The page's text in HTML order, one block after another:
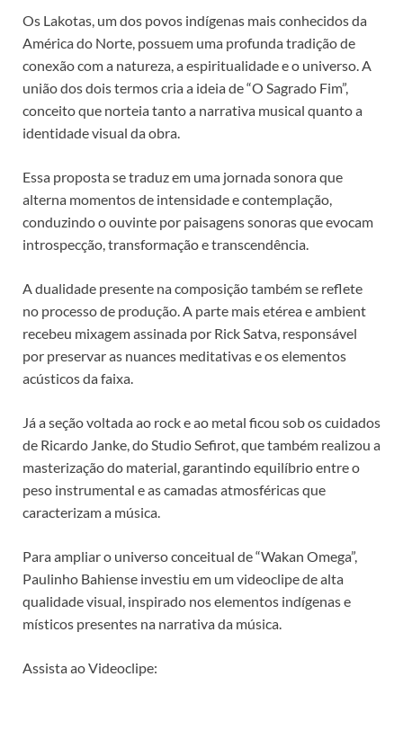
Os Lakotas, um dos povos indígenas mais conhecidos da
América do Norte, possuem uma profunda tradição de
conexão com a natureza, a espiritualidade e o universo. A
união dos dois termos cria a ideia de “O Sagrado Fim”,
conceito que norteia tanto a narrativa musical quanto a
identidade visual da obra.
Essa proposta se traduz em uma jornada sonora que
alterna momentos de intensidade e contemplação,
conduzindo o ouvinte por paisagens sonoras que evocam
introspecção, transformação e transcendência.
A dualidade presente na composição também se reflete
no processo de produção. A parte mais etérea e ambient
recebeu mixagem assinada por Rick Satva, responsável
por preservar as nuances meditativas e os elementos
acústicos da faixa.
Já a seção voltada ao rock e ao metal ficou sob os cuidados
de Ricardo Janke, do Studio Sefirot, que também realizou a
masterização do material, garantindo equilíbrio entre o
peso instrumental e as camadas atmosféricas que
caracterizam a música.
Para ampliar o universo conceitual de “Wakan Omega”,
Paulinho Bahiense investiu em um videoclipe de alta
qualidade visual, inspirado nos elementos indígenas e
místicos presentes na narrativa da música.
Assista ao Videoclipe: